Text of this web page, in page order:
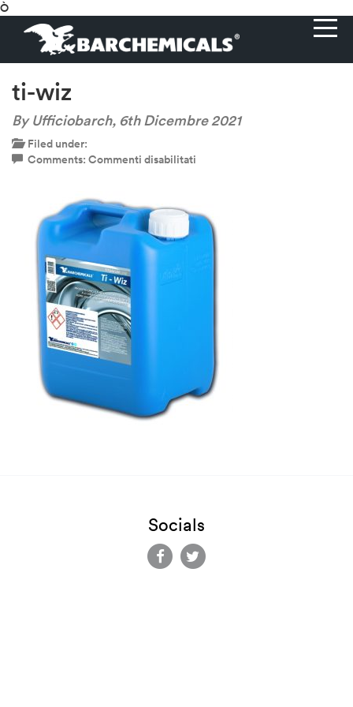
Ò
ti-wiz
By Ufficiobarch, 6th Dicembre 2021
Filed under:
Comments: Commenti disabilitati
Socials